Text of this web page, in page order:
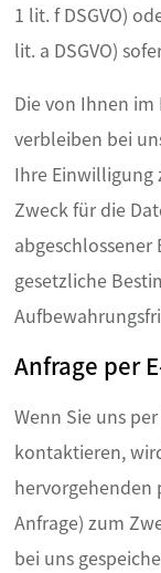
1 lit. f DSGVO)
lit. a DSGVO)
Die von Ihnen
verbleiben bei
Ihre Einwilligung
Zweck für die
gesetzliche
Anfrage per
Wenn Sie uns
kontaktieren,
hervorgehenden
Anfrage) zum
bei uns